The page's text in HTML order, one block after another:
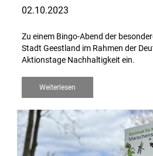
02.10.2023
Zu einem Bingo-Abend der
Stadt Geestland im Rahmen der
Aktionstage Nachhaltigkeit ein.
Weiterlesen